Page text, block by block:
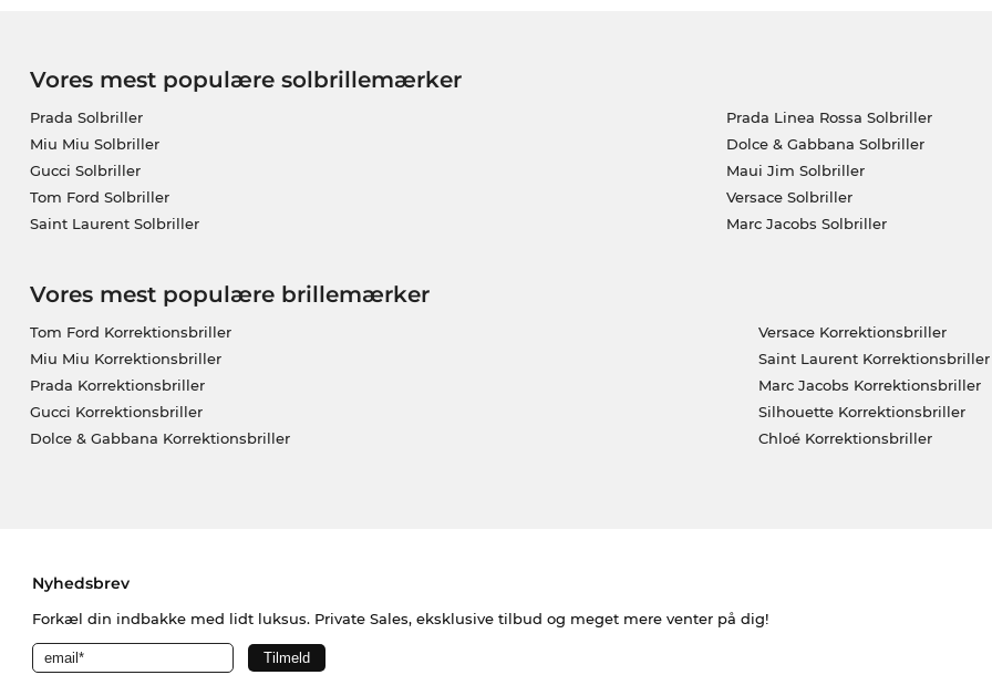
Vores mest populære solbrillemærker
Prada Solbriller
Miu Miu Solbriller
Gucci Solbriller
Tom Ford Solbriller
Saint Laurent Solbriller
Prada Linea Rossa Solbriller
Dolce & Gabbana Solbriller
Maui Jim Solbriller
Versace Solbriller
Marc Jacobs Solbriller
Vores mest populære brillemærker
Tom Ford Korrektionsbriller
Miu Miu Korrektionsbriller
Prada Korrektionsbriller
Gucci Korrektionsbriller
Dolce & Gabbana Korrektionsbriller
Versace Korrektionsbriller
Saint Laurent Korrektionsbriller
Marc Jacobs Korrektionsbriller
Silhouette Korrektionsbriller
Chloé Korrektionsbriller
Nyhedsbrev
Forkæl din indbakke med lidt luksus. Private Sales, eksklusive tilbud og meget mere venter på dig!